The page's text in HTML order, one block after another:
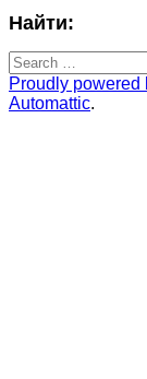
Найти:
Search
for:
Proudly powered
Automattic.